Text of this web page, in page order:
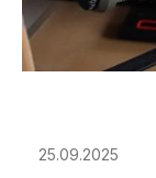
25.09.2025